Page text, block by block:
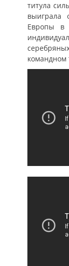
титула
выиграла
Европы в
командном